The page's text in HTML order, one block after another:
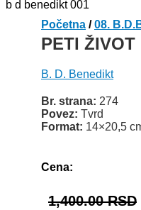
Početna /08.
PETI
B. D. Benedikt
Br. strana: 274
Povez: Tvrd
Format: 14×20,5
Cena:
1,400.00RSD